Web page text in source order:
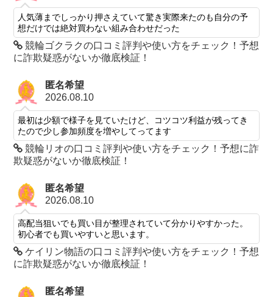
人気薄までしっかり押さえていて驚き実際来たのも自分の予
想だけでは絶対買わない組み合わせだった
競輪ゴクラクの口コミ評判や使い方をチェック！予想
に詐欺疑惑がないか徹底検証！
匿名希望
2026.08.10
最初は少額で様子を見ていたけど、コツコツ利益が残ってき
たので少し参加頻度を増やしてってます
競輪リオの口コミ評判や使い方をチェック！予想に詐
欺疑惑がないか徹底検証！
匿名希望
2026.08.10
高配当狙いでも買い目が整理されていて分かりやすかった。
初心者でも買いやすいと思います。
ケイリン物語の口コミ評判や使い方をチェック！予想
に詐欺疑惑がないか徹底検証！
匿名希望